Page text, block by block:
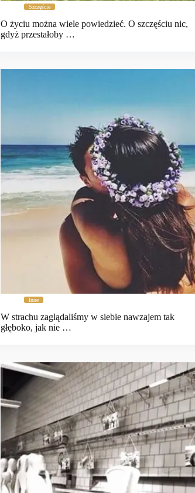
Szczęście
O życiu można wiele powiedzieć. O szczęściu nic,
gdyż przestałoby …
Inne
W strachu zaglądaliśmy w siebie nawzajem tak
głęboko, jak nie …